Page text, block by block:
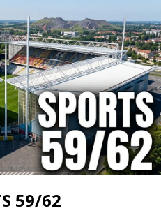
59/62